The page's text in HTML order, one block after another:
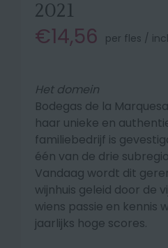
2021
€14,56 per fles /
Het domein
Bodegas de la
haar unieke en
familiebedrijf is
één van de drie
Vandaag wordt dit
wijnhuis geleid door de
wiens passie en kennis
jaarlijks hoge scores.